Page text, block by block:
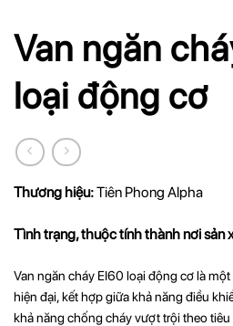
Van ngăn
loại động cơ
Thương hiệu:Tiên Phong Alpha
Tình trạng, thuộc tính thành nơi sản
Van ngăn cháy EI60 loại động cơ là
hiện đại, kết hợp giữa khả năng điều
khả năng chống cháy vượt trội theo